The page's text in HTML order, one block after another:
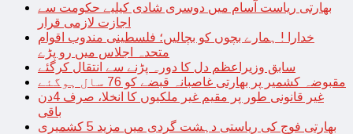
بھارتی ریاست آسام میں دوسری شادی کیلیے حکومت سے
اجازت لازمی قرار
خدارا ! ہمارے بچوں کو بچالیں؛ فلسطینی مندوب اقوام
متحدہ اجلاس میں رو پڑے
سابق وزیراعظم دل کا دورہ پڑنے سے انتقال کرگئے
مقبوضہ کشمیر پر بھارتی غاصبانہ قبضے کو 76 سال ہوگئے
غیر قانونی طور پر مقیم غیر ملکیوں کا انخلا، صرف 4دن
باقی
بھارتی فوج کی ریاستی دہشت گردی میں مزید 5 کشمیری